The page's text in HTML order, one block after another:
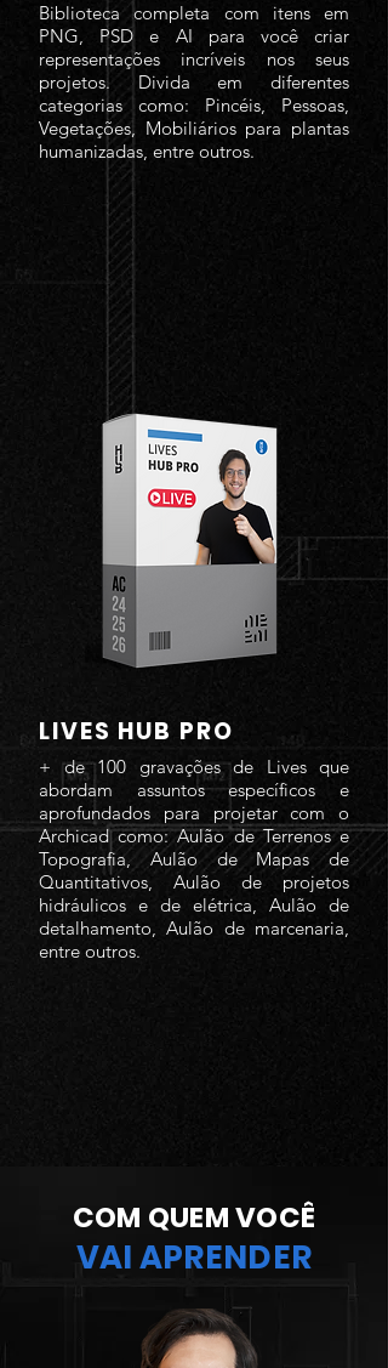
Biblioteca completa com itens em
PNG, PSD e AI para você criar
representações incríveis nos seus
projetos. Divida em diferentes
categorias como: Pincéis, Pessoas,
Vegetações, Mobiliários para plantas
humanizadas, entre outros.
LIVES HUB PRO
+ de 100 gravações de Lives que
abordam assuntos específicos e
aprofundados para projetar com o
Archicad como: Aulão de Terrenos e
Topografia, Aulão de Mapas de
Quantitativos, Aulão de projetos
hidráulicos e de elétrica, Aulão de
detalhamento, Aulão de marcenaria,
entre outros.
COM QUEM VOCÊ
VAI APRENDER